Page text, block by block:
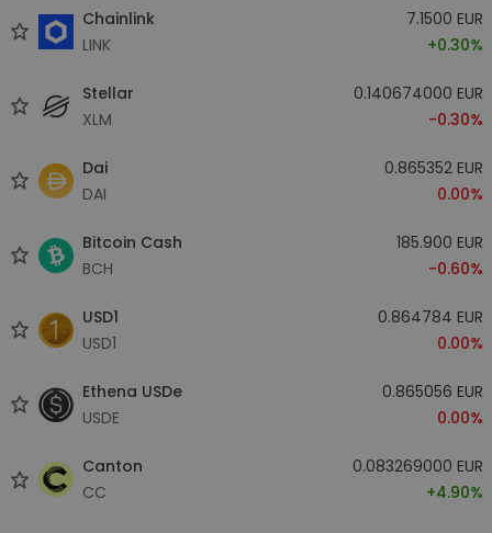
Chainlink
LINK
7.1500 EUR
+0.30%
Stellar
XLM
0.140674000 EUR
-0.30%
Dai
DAI
0.865352 EUR
0.00%
Bitcoin Cash
BCH
185.900 EUR
-0.60%
USD1
USD1
0.864784 EUR
0.00%
Ethena USDe
USDE
0.865056 EUR
0.00%
Canton
CC
0.083269000 EUR
+4.90%